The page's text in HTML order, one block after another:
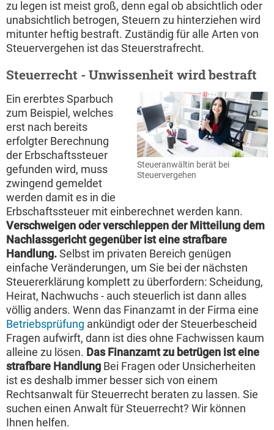
zu legen ist meist groß, denn egal ob absichtlich oder
unabsichtlich betrogen, Steuern zu hinterziehen wird
mitunter heftig bestraft. Zuständig für alle Arten von
Steuervergehen ist das Steuerstrafrecht.
Steuerrecht - Unwissenheit wird bestraft
Steueranwältin berät bei
Steuervergehen
Ein ererbtes Sparbuch
zum Beispiel, welches
erst nach bereits
erfolgter Berechnung
der Erbschaftssteuer
gefunden wird, muss
zwingend gemeldet
werden damit es in die
Erbschaftssteuer mit einberechnet werden kann.
Verschweigen oder verschleppen der Mitteilung dem
Nachlassgericht gegenüber ist eine strafbare
Handlung.Selbst im privaten Bereich genügen
einfache Veränderungen, um Sie bei der nächsten
Steuererklärung komplett zu überfordern: Scheidung,
Heirat, Nachwuchs - auch steuerlich ist dann alles
völlig anders. Wenn das Finanzamt in der Firma eine
Betriebsprüfung ankündigt oder der Steuerbescheid
Fragen aufwirft, dann ist dies ohne Fachwissen kaum
alleine zu lösen. Das Finanzamt zu betrügen ist eine
strafbare Handlung Bei Fragen oder Unsicherheiten
ist es deshalb immer besser sich von einem
Rechtsanwalt für Steuerrecht beraten zu lassen. Sie
suchen einen Anwalt für Steuerrecht? Wir können
Ihnen helfen.